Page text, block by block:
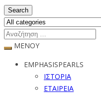
Search
ΜΕΝΟΥ
EMPHASISPEARLS
ΙΣΤΟΡΙΑ
ΕΤΑΙΡΕΙΑ